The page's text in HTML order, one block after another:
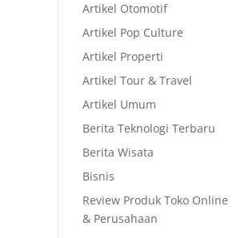
Artikel Otomotif
Artikel Pop Culture
Artikel Properti
Artikel Tour & Travel
Artikel Umum
Berita Teknologi Terbaru
Berita Wisata
Bisnis
Review Produk Toko Online
& Perusahaan